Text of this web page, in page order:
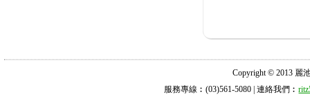
Copyright © 2013 麗
服務專線︰(03)561-5080 | 連絡我們︰